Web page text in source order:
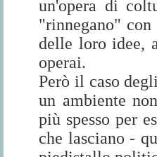
un'opera di
"rinnegano"
delle loro idee,
operai.
Però il caso
un ambiente
più spesso per
che lasciano -